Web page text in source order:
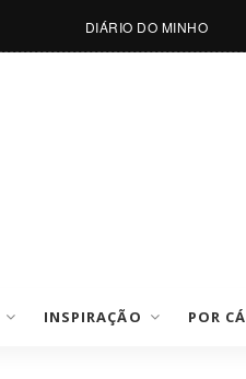
DIÁRIO DO MINHO
INSPIRAÇÃO POR CÁ